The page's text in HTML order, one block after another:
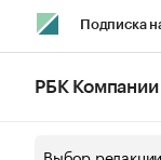
Подписка
РБК Компании